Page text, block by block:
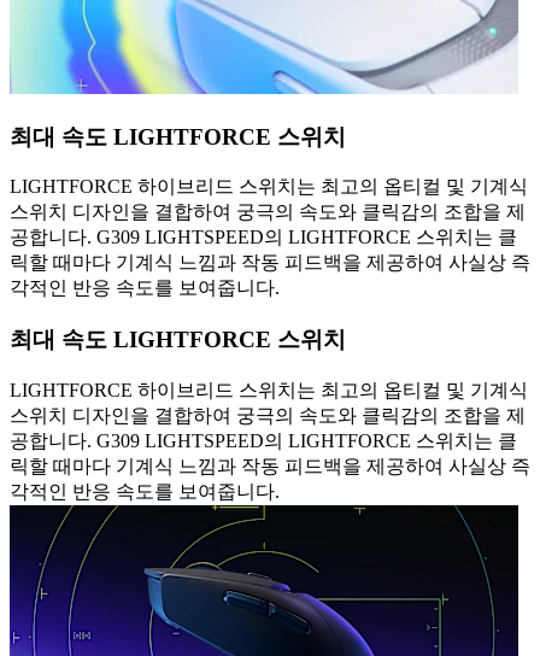
최대 속도 LIGHTFORCE 스위치
LIGHTFORCE 하이브리드 스위치는 최고의 옵티컬 및 기계식
스위치 디자인을 결합하여 궁극의 속도와 클릭감의 조합을 제
공합니다. G309 LIGHTSPEED의 LIGHTFORCE 스위치는 클
릭할 때마다 기계식 느낌과 작동 피드백을 제공하여 사실상 즉
각적인 반응 속도를 보여줍니다.
최대 속도 LIGHTFORCE 스위치
LIGHTFORCE 하이브리드 스위치는 최고의 옵티컬 및 기계식
스위치 디자인을 결합하여 궁극의 속도와 클릭감의 조합을 제
공합니다. G309 LIGHTSPEED의 LIGHTFORCE 스위치는 클
릭할 때마다 기계식 느낌과 작동 피드백을 제공하여 사실상 즉
각적인 반응 속도를 보여줍니다.